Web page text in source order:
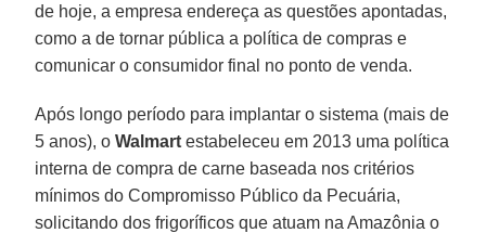
de hoje, a empresa endereça as questões apontadas,
como a de tornar pública a política de compras e
comunicar o consumidor final no ponto de venda.
Após longo período para implantar o sistema (mais de
5 anos), oWalmart estabeleceu em 2013 uma política
interna de compra de carne baseada nos critérios
mínimos do Compromisso Público da Pecuária,
solicitando dos frigoríficos que atuam na Amazônia o